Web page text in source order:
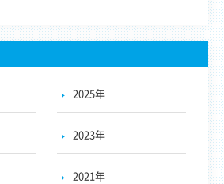
2025年
2023年
2021年